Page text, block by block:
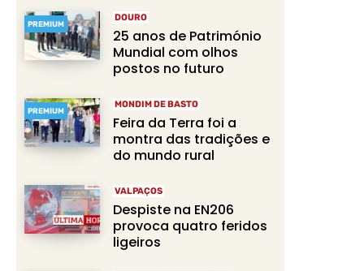
PREMIUM
DOURO
25 anos de Património
Mundial com olhos
postos no futuro
PREMIUM
MONDIM DE BASTO
Feira da Terra foi a
montra das tradições e
do mundo rural
VALPAÇOS
Despiste na EN206
provoca quatro feridos
ligeiros